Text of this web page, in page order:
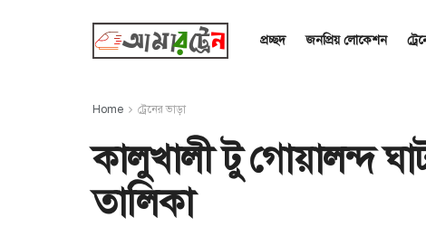
প্রচ্ছদ জনপ্রিয় লোকেশন
Home ট্রেনের ভাড়া
কালুখালী টু গোয়ালন্দ
তালিকা